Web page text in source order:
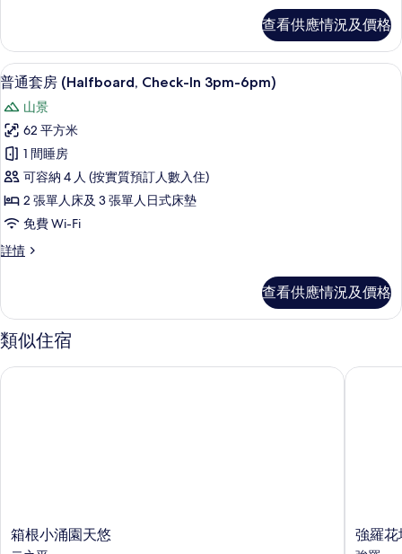
6pm)
的
相
片
In
3pm-
6pm)
詳
情
查看供應情況及價格
載
入
所
有
普
通
套
(Halfboard,
3pm-
6pm)
的
普通套房 (Halfboard, Check-In 3pm-
16
普通套房 (Halfboard, Check-In 3pm-6pm)
山景
62 平方米
1 間睡房
可容納 4 人 (按實質預訂人數入住)
2 張單人床及 3 張單人日式床墊
免費 Wi-Fi
詳情
普
(Halfboard,
Check-
In
3pm-
6pm)
查看供應情況及價格
類似住宿
箱
根
箱根小涌園天悠
箱根小涌園天悠
強
羅
強羅花
強羅花壇